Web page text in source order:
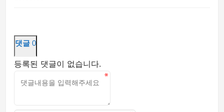
댓글 0
등록된 댓글이 없습니다.